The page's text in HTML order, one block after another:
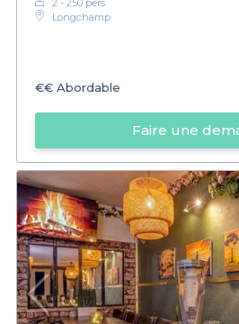
2 - 250 pers.
Longchamp
€€ Abordable
Faire une